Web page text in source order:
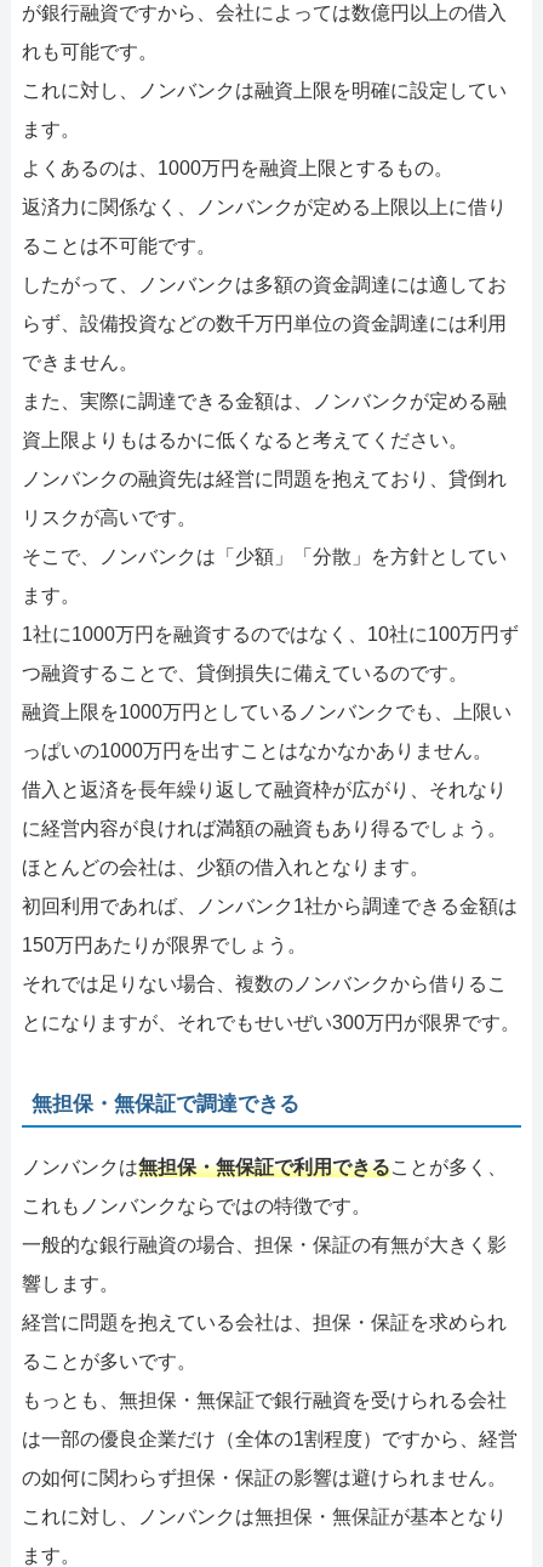
が銀行融資ですから、会社によっては数億円以上の借入
れも可能です。
これに対し、ノンバンクは融資上限を明確に設定してい
ます。
よくあるのは、1000万円を融資上限とするもの。
返済力に関係なく、ノンバンクが定める上限以上に借り
ることは不可能です。
したがって、ノンバンクは多額の資金調達には適してお
らず、設備投資などの数千万円単位の資金調達には利用
できません。
また、実際に調達できる金額は、ノンバンクが定める融
資上限よりもはるかに低くなると考えてください。
ノンバンクの融資先は経営に問題を抱えており、貸倒れ
リスクが高いです。
そこで、ノンバンクは「少額」「分散」を方針としてい
ます。
1社に1000万円を融資するのではなく、10社に100万円ず
つ融資することで、貸倒損失に備えているのです。
融資上限を1000万円としているノンバンクでも、上限い
っぱいの1000万円を出すことはなかなかありません。
借入と返済を長年繰り返して融資枠が広がり、それなり
に経営内容が良ければ満額の融資もあり得るでしょう。
ほとんどの会社は、少額の借入れとなります。
初回利用であれば、ノンバンク1社から調達できる金額は
150万円あたりが限界でしょう。
それでは足りない場合、複数のノンバンクから借りるこ
とになりますが、それでもせいぜい300万円が限界です。
無担保・無保証で調達できる
ノンバンクは無担保・無保証で利用できることが多く、
これもノンバンクならではの特徴です。
一般的な銀行融資の場合、担保・保証の有無が大きく影
響します。
経営に問題を抱えている会社は、担保・保証を求められ
ることが多いです。
もっとも、無担保・無保証で銀行融資を受けられる会社
は一部の優良企業だけ（全体の1割程度）ですから、経営
の如何に関わらず担保・保証の影響は避けられません。
これに対し、ノンバンクは無担保・無保証が基本となり
ます。